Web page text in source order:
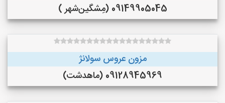
09149905045 (مِشگین‌شهر )
مزون عروس سولانژ
09128945969 (ماهدشت)